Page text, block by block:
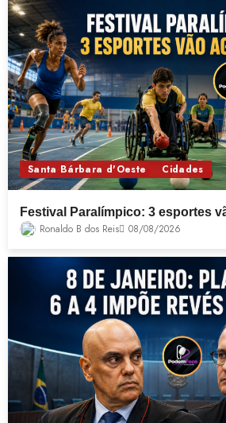
Santa Bárbara d'Oeste Cidades
Festival Paralímpico: 3 esportes
Ronaldo B dos Reis 08/08/2026